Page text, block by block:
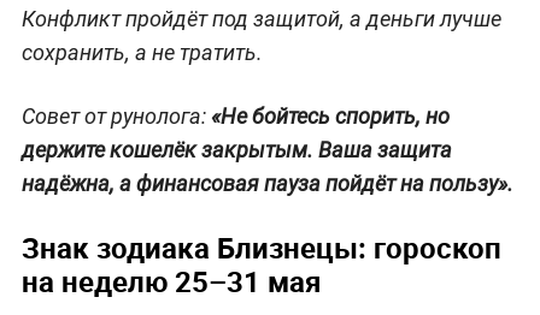
Конфликт пройдёт под защитой, а деньги лучше
сохранить, а не тратить.
Совет от рунолога:«Не бойтесь спорить, но
держите кошелёк закрытым. Ваша защита
надёжна, а финансовая пауза пойдёт на пользу».
Знак зодиака Близнецы: гороскоп
на неделю 25–31 мая